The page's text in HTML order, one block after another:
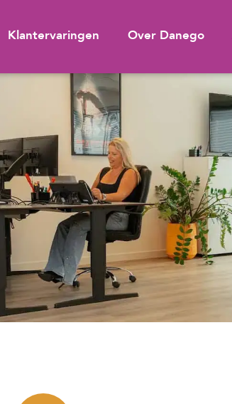
Klantervaringen Over Danego